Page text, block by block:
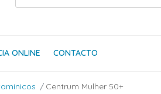
ONLINE CONTACTO
Centrum Mulher 50+